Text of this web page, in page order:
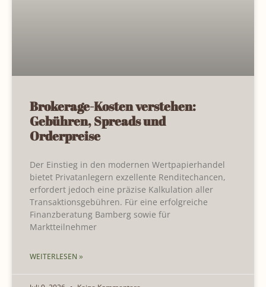
Brokerage-Kosten verstehen:
Gebühren, Spreads und
Orderpreise
Der Einstieg in den modernen Wertpapierhandel
bietet Privatanlegern exzellente Renditechancen,
erfordert jedoch eine präzise Kalkulation aller
Transaktionsgebühren. Für eine erfolgreiche
Finanzberatung Bamberg sowie für
Marktteilnehmer
WEITERLESEN »